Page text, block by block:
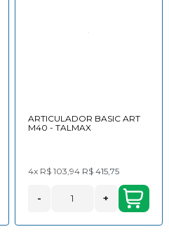
ARTICULADOR BASIC ART
M40 - TALMAX
4x R$ 103,94 R$ 415,75
- +